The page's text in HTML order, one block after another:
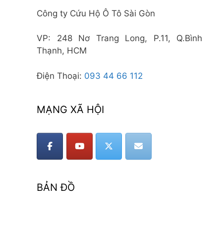
Công ty Cứu Hộ Ô Tô Sài Gòn
VP: 248 Nơ Trang Long, P.11, Q.Bình
Thạnh, HCM
Điện Thoại: 093 44 66 112
MẠNG XÃ HỘI
BẢN ĐỒ